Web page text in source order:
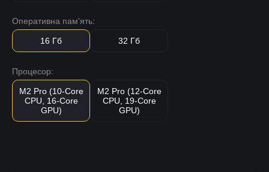
Оперативна пам'ять:
16 Гб 32 Гб
Процесор:
M2 Pro (10-Core
CPU, 16-Core
GPU)
M2 Pro (12-Core
CPU, 19-Core
GPU)